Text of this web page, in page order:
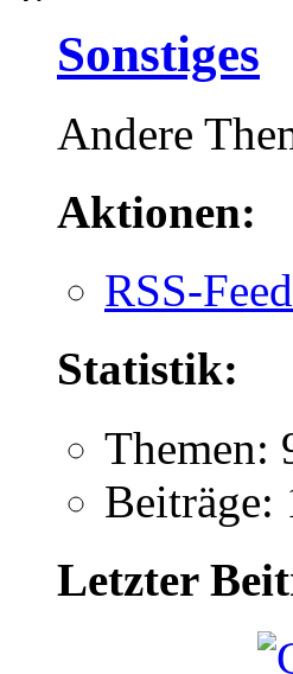
Sonstiges
Andere
Aktionen:
RSS-
Statistik:
Themen:
Beiträge:
Letzter